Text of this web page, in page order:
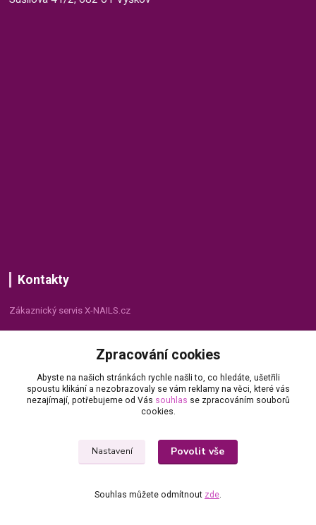
Kontakty
Zákaznický servis X-NAILS.cz
+420 735 055 075
(Po - Pá, 8 - 16 hod.)
info@x-nails.cz
Zpracování cookies
Abyste na našich stránkách rychle našli to, co hledáte, ušetřili
spoustu klikání a nezobrazovaly se vám reklamy na věci, které vás
nezajímají, potřebujeme od Vás souhlas se zpracováním souborů
cookies.
Nastavení Povolit vše
Souhlas můžete odmítnout zde.